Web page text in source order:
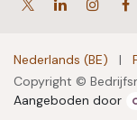
Copyright ©
Nederlands (BE) |
Aangeboden door